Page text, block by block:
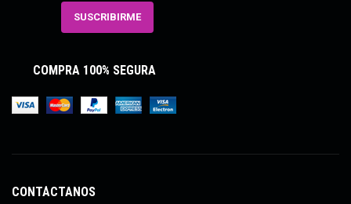
COMPRA 100% SEGURA
CONTÁCTANOS